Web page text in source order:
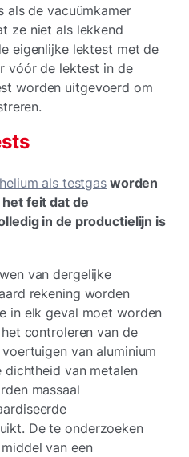
als de vacuümkamer
ze niet als lekkend
eigenlijke lektest met de
vóór de lektest in de
worden uitgevoerd om
helium als testgas worden
feit dat de
in de productielijn is
van dergelijke
rekening worden
in elk geval moet worden
controleren van de
van aluminium
van metalen
massaal
De te onderzoeken
van een